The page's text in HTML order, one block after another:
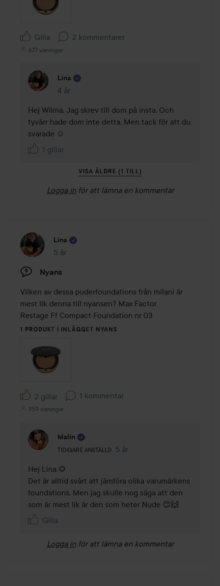
Gilla 2 kommentarer
677 visningar
Lina
4 år
Kommentaren lades 4 år
Hej Wilma. Jag skrev till dom på insta. Och
tyvärr hade dom inte detta. Men tack för att du
svarade ☺️
1 gillar
VISA ÄLDRE (1 TILL)
Logga in för att lämna en kommentar
Lina
5 år
Inlägget skapades 5 år
Nyans
Vilken av dessa puderfoundations från milani är
mest lik denna till nyansen? Max Factor
Restage Ff Compact Foundation nr 03
1 PRODUKT I INLÄGGET NYANS
2 gillar 1 kommentar
959 visningar
Malin
TIDIGARE ANSTÄLLD
Användarens roll: Tidigare anställd.
5 år
Kommentaren lades 5 år
Hej Lina 🌻
Det är alltid svårt att jämföra olika varumärkens
foundations. Men jag skulle nog säga att den
som är mest lik är den som heter Nude 😊🙌
Gilla
Logga in för att lämna en kommentar